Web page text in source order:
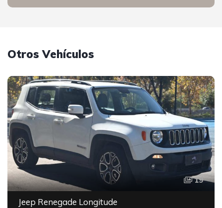
Otros Vehículos
19
Jeep Renegade Longitude